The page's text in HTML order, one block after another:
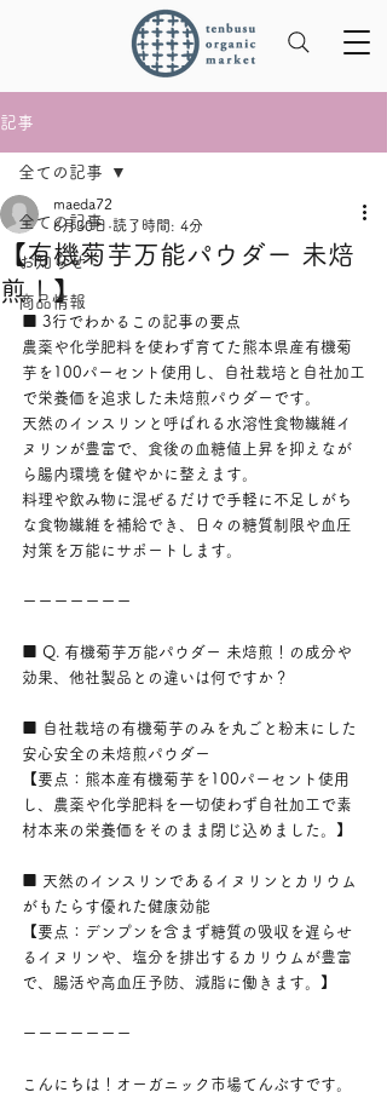
記事
全ての記事
お知らせ
商品情報
全ての記事
【有機菊芋万能パウダー 未焙
煎！】
maeda72
6月30日 読了時間: 4分
■ 3行でわかるこの記事の要点
農薬や化学肥料を使わず育てた熊本県産有機菊
芋を100パーセント使用し、自社栽培と自社加工
で栄養価を追求した未焙煎パウダーです。
天然のインスリンと呼ばれる水溶性食物繊維イ
ヌリンが豊富で、食後の血糖値上昇を抑えなが
ら腸内環境を健やかに整えます。
料理や飲み物に混ぜるだけで手軽に不足しがち
な食物繊維を補給でき、日々の糖質制限や血圧
対策を万能にサポートします。
ーーーーーーー
■ Q. 有機菊芋万能パウダー 未焙煎！の成分や
効果、他社製品との違いは何ですか？
■ 自社栽培の有機菊芋のみを丸ごと粉末にした
安心安全の未焙煎パウダー
【要点：熊本産有機菊芋を100パーセント使用
し、農薬や化学肥料を一切使わず自社加工で素
材本来の栄養価をそのまま閉じ込めました。】
■ 天然のインスリンであるイヌリンとカリウム
がもたらす優れた健康効能
【要点：デンプンを含まず糖質の吸収を遅らせ
るイヌリンや、塩分を排出するカリウムが豊富
で、腸活や高血圧予防、減脂に働きます。】
ーーーーーーー
こんにちは！オーガニック市場てんぶすです。